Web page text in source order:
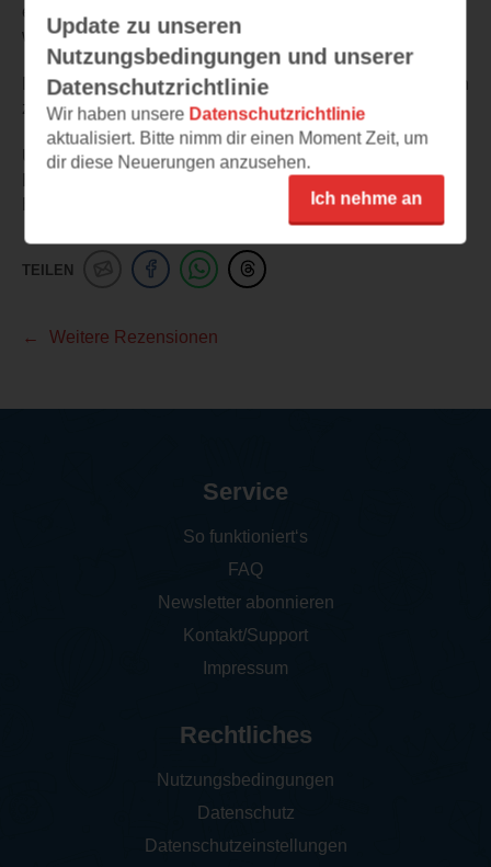
einen leicht zu lesen, zum anderen aber auch teilweise
witzig.
Die Illustrationen haben uns sehr gut gefallen und passen
zur Geschichte.
Überblick der Reihe "Marie":
Band 1: Marie und die Woche ohne Donnerstag
TEILEN
Weitere Rezensionen
Update zu unseren
Nutzungsbedingungen und unserer
Datenschutzrichtlinie
Wir haben unsere Datenschutzrichtlinie
aktualisiert. Bitte nimm dir einen Moment Zeit, um
dir diese Neuerungen anzusehen.
Ich nehme an
Service
So funktioniert‘s
FAQ
Newsletter abonnieren
Kontakt/Support
Impressum
Rechtliches
Nutzungsbedingungen
Datenschutz
Datenschutzeinstellungen